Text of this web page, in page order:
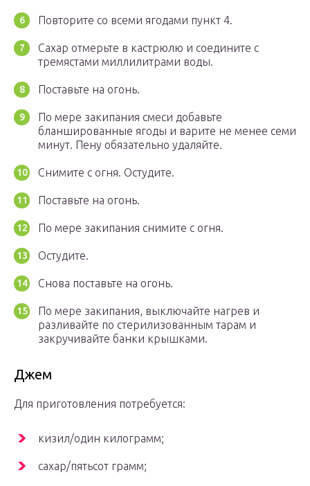
Повторите со всеми ягодами пункт 4.
Сахар отмерьте в кастрюлю и соедините с
тремястами миллилитрами воды.
Поставьте на огонь.
По мере закипания смеси добавьте
бланшированные ягоды и варите не менее семи
минут. Пену обязательно удаляйте.
Снимите с огня. Остудите.
Поставьте на огонь.
По мере закипания снимите с огня.
Остудите.
Снова поставьте на огонь.
По мере закипания, выключайте нагрев и
разливайте по стерилизованным тарам и
закручивайте банки крышками.
Джем
Для приготовления потребуется:
кизил/один килограмм;
сахар/пятьсот грамм;